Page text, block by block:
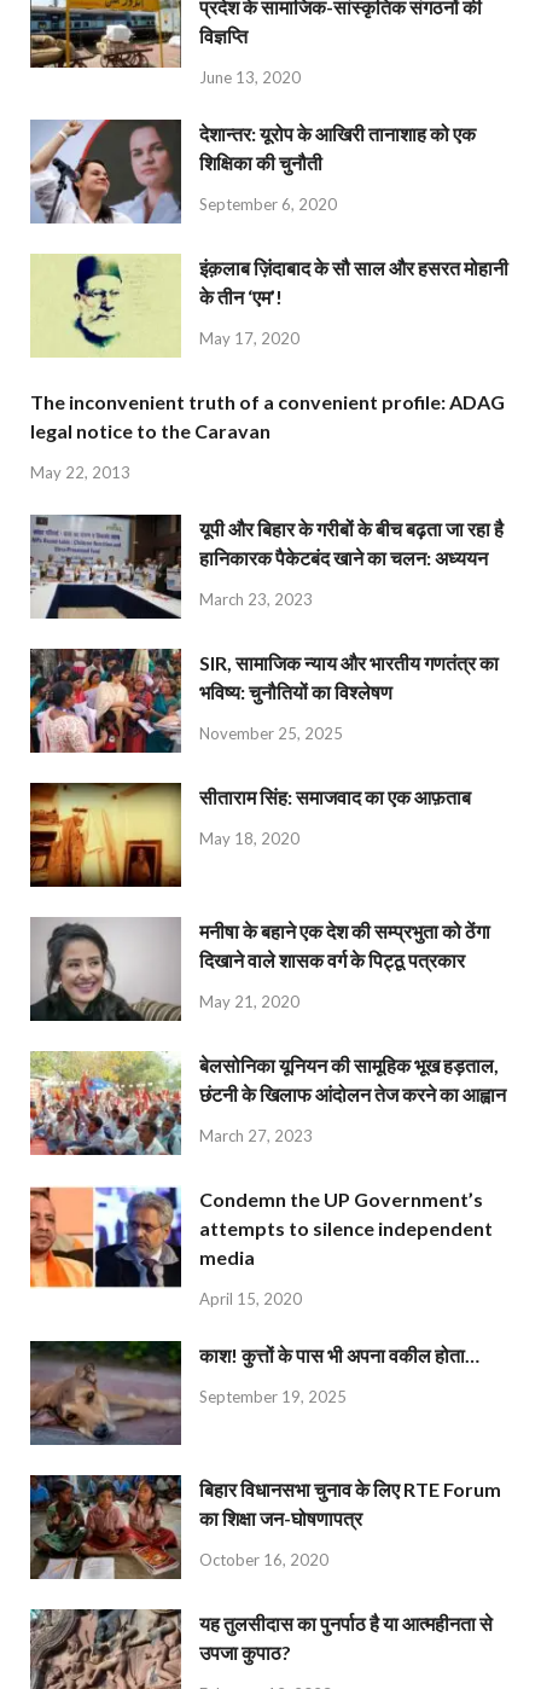
प्रदेश के सामाजिक-सांस्कृतिक संगठनों की
विज्ञप्ति
June 13, 2020
देशान्‍तर: यूरोप के आखिरी तानाशाह को एक
शिक्षिका की चुनौती
September 6, 2020
इंक़लाब ज़िंदाबाद के सौ साल और हसरत मोहानी
के तीन ‘एम’!
May 17, 2020
The inconvenient truth of a convenient profile: ADAG
legal notice to the Caravan
May 22, 2013
यूपी और बिहार के गरीबों के बीच बढ़ता जा रहा है
हानिकारक पैकेटबंद खाने का चलन: अध्ययन
March 23, 2023
SIR, सामाजिक न्याय और भारतीय गणतंत्र का
भविष्य: चुनौतियों का विश्लेषण
November 25, 2025
सीताराम सिंह: समाजवाद का एक आफ़ताब
May 18, 2020
मनीषा के बहाने एक देश की सम्प्रभुता को ठेंगा
दिखाने वाले शासक वर्ग के पिट्ठू पत्रकार
May 21, 2020
बेलसोनिका यूनियन की सामूहिक भूख हड़ताल,
छंटनी के खिलाफ आंदोलन तेज करने का आह्वान
March 27, 2023
Condemn the UP Government’s
attempts to silence independent
media
April 15, 2020
काश! कुत्तों के पास भी अपना वकील होता…
September 19, 2025
बिहार विधानसभा चुनाव के लिए RTE Forum
का शिक्षा जन-घोषणापत्र
October 16, 2020
यह तुलसीदास का पुनर्पाठ है या आत्महीनता से
उपजा कुपाठ?